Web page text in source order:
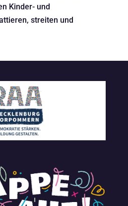
Kinder- und
streiten und